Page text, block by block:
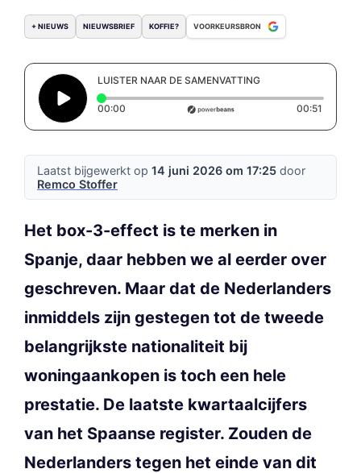
+ NIEUWS NIEUWSBRIEF KOFFIE? VOORKEURSBRON
LUISTER NAAR DE SAMENVATTING
00:00 Elapsed time: 0 seconds 00:51
Laatst bijgewerkt op 14 juni 2026 om 17:25 door
Remco Stoffer
Het box-3-effect is te merken in
Spanje, daar hebben we al eerder over
geschreven. Maar dat de Nederlanders
inmiddels zijn gestegen tot de tweede
belangrijkste nationaliteit bij
woningaankopen is toch een hele
prestatie. De laatste kwartaalcijfers
van het Spaanse register. Zouden de
Nederlanders tegen het einde van dit